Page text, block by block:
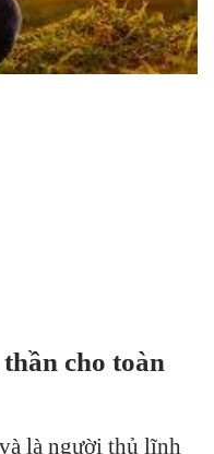
cho toàn
là người thủ lĩnh